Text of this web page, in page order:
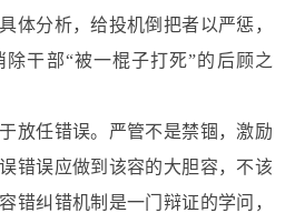
体分析，给投机倒把者以严惩，
干部“被一棍子打死”的后顾之
任错误。严管不是禁锢，激励
错误应做到该容的大胆容，不该
错纠错机制是一门辩证的学问，